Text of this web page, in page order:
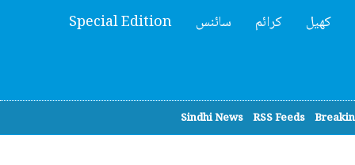
Special Edition سائنس کرائم کھیل
Sindhi News RSS Feeds